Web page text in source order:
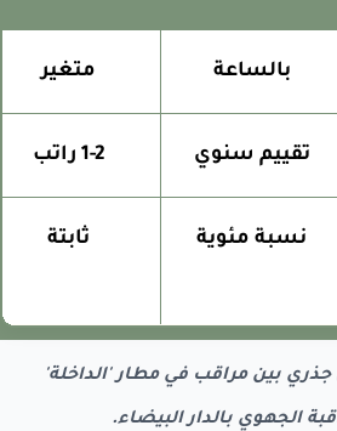
بالساعة متغير
تقييم سنوي 1-2 راتب
نسبة مئوية ثابتة
بين مراقب في مطار 'الداخلة'
الجهوي بالدار البيضاء.